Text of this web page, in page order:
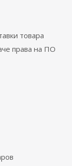
товара
права на ПО